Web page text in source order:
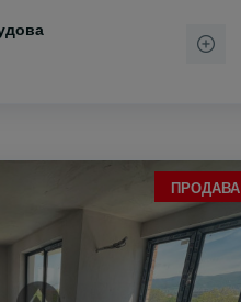
ПРОДАВА